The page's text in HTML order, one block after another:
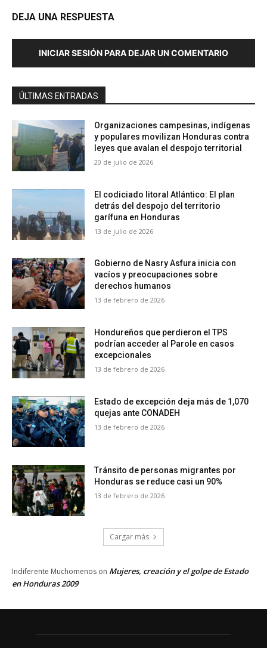
DEJA UNA RESPUESTA
INICIAR SESIÓN PARA DEJAR UN COMENTARIO
ÚLTIMAS ENTRADAS
Organizaciones campesinas, indígenas
y populares movilizan Honduras contra
leyes que avalan el despojo territorial
20 de julio de 2026
El codiciado litoral Atlántico: El plan
detrás del despojo del territorio
garífuna en Honduras
13 de julio de 2026
Gobierno de Nasry Asfura inicia con
vacíos y preocupaciones sobre
derechos humanos
13 de febrero de 2026
Hondureños que perdieron el TPS
podrían acceder al Parole en casos
excepcionales
13 de febrero de 2026
Estado de excepción deja más de 1,070
quejas ante CONADEH
13 de febrero de 2026
Tránsito de personas migrantes por
Honduras se reduce casi un 90%
13 de febrero de 2026
Cargar más
Indiferente Muchomenos on Mujeres, creación y el golpe de Estado
en Honduras 2009